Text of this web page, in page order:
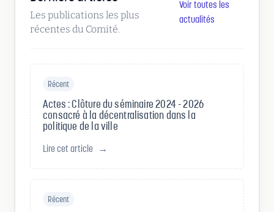
Les publications les plus
récentes du Comité.
Voir toutes les
actualités
Récent
Actes : Clôture du séminaire 2024 - 2026
consacré à la décentralisation dans la
politique de la ville
Lire cet article →
Récent